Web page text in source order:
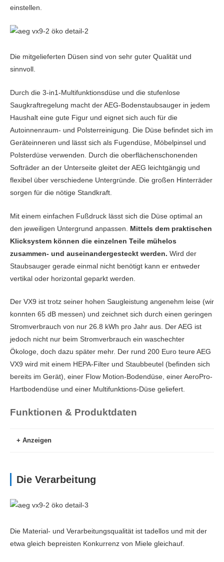
einstellen.
Die mitgelieferten Düsen sind von sehr guter Qualität und
sinnvoll.
Durch die 3-in1-Multifunktionsdüse und die stufenlose
Saugkraftregelung macht der AEG-Bodenstaubsauger in jedem
Haushalt eine gute Figur und eignet sich auch für die
Autoinnenraum- und Polsterreinigung. Die Düse befindet sich im
Geräteinneren und lässt sich als Fugendüse, Möbelpinsel und
Polsterdüse verwenden. Durch die oberflächenschonenden
Softräder an der Unterseite gleitet der AEG leichtgängig und
flexibel über verschiedene Untergründe. Die großen Hinterräder
sorgen für die nötige Standkraft.
Mit einem einfachen Fußdruck lässt sich die Düse optimal an
den jeweiligen Untergrund anpassen. Mittels dem praktischen
Klicksystem können die einzelnen Teile mühelos
zusammen- und auseinandergesteckt werden. Wird der
Staubsauger gerade einmal nicht benötigt kann er entweder
vertikal oder horizontal geparkt werden.
Der VX9 ist trotz seiner hohen Saugleistung angenehm leise (wir
konnten 65 dB messen) und zeichnet sich durch einen geringen
Stromverbrauch von nur 26.8 kWh pro Jahr aus. Der AEG ist
jedoch nicht nur beim Stromverbrauch ein waschechter
Ökologe, doch dazu später mehr. Der rund 200 Euro teure AEG
VX9 wird mit einem HEPA-Filter und Staubbeutel (befinden sich
bereits im Gerät), einer Flow Motion-Bodendüse, einer AeroPro-
Hartbodendüse und einer Multifunktions-Düse geliefert.
Funktionen & Produktdaten
Anzeigen
Bauweise
Kabellänge (m) 12
Die Verarbeitung
Die Material- und Verarbeitungsqualität ist tadellos und mit der
etwa gleich bepreisten Konkurrenz von Miele gleichauf.